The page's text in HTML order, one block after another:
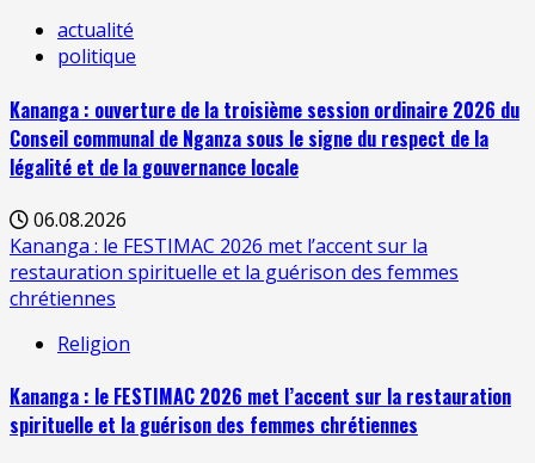
actualité
politique
Kananga : ouverture de la troisième session ordinaire 2026 du
Conseil communal de Nganza sous le signe du respect de la
légalité et de la gouvernance locale
06.08.2026
Kananga : le FESTIMAC 2026 met l’accent sur la
restauration spirituelle et la guérison des femmes
chrétiennes
Religion
Kananga : le FESTIMAC 2026 met l’accent sur la restauration
spirituelle et la guérison des femmes chrétiennes